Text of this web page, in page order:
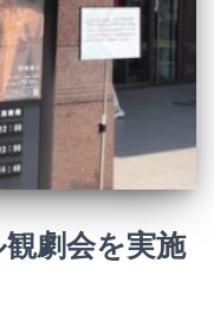
劇会を実施